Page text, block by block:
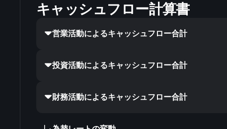
キャッシュフロー計算書
営業活動によるキャッシュフロー合計
投資活動によるキャッシュフロー合計
財務活動によるキャッシュフロー合計